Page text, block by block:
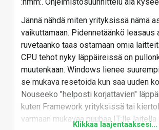
:hmm:. Ohjelmistosuunnittelu ala
Jännä nähdä miten yrityksissä nämä
vaikuttamaan. Pidennetäänkö leasaus
ruvetaanko taas ostamaan omia
CPU tehot nyky läppäireissä on
muutenkaan. Windows lienee
se mukava resetoida kun saa uuden
Nouseeko "helposti korjattavien"
kuten Framework yrityksissä tai
varmaan mukavaa puuhaa IT:lle laitella
Klikkaa laajentaaksesi...